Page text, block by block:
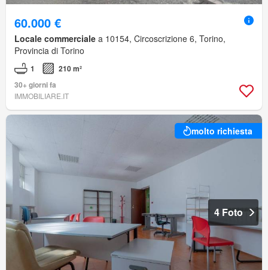
60.000 €
Locale commerciale a 10154, Circoscrizione 6, Torino,
Provincia di Torino
1
210 m²
30+ giorni fa
IMMOBILIARE.IT
molto richiesta
4 Foto